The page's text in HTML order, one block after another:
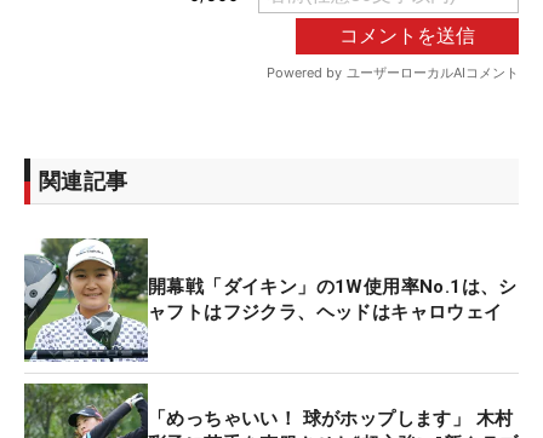
関連記事
開幕戦「ダイキン」の1W使用率No.1は、シ
ャフトはフジクラ、ヘッドはキャロウェイ
「めっちゃいい！ 球がホップします」 木村